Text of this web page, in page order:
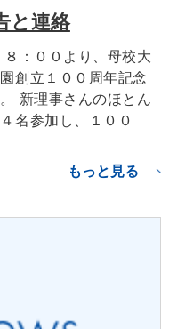
と連絡
：００より、母校大
創立１００周年記念
新理事さんのほとん
名参加し、１００
もっと見る